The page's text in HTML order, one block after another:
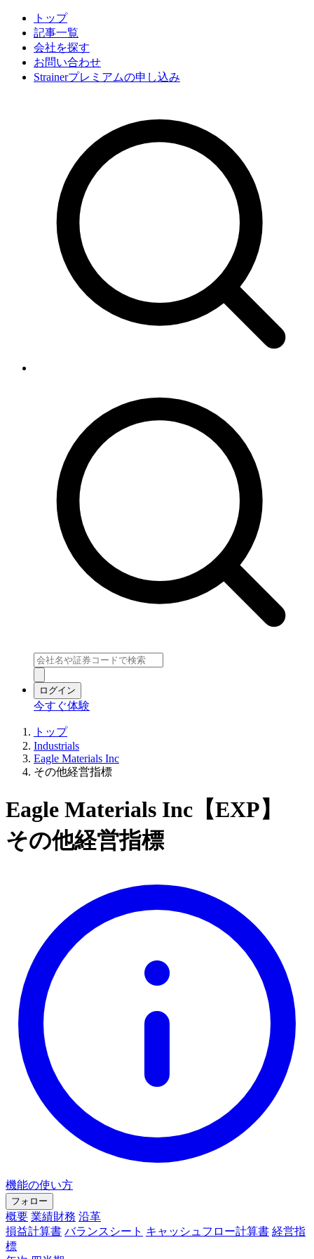
トップ
記事一覧
会社を探す
お問い合わせ
Strainerプレミアムの申し込み
ログイン
今すぐ体験
トップ
Industrials
Eagle Materials Inc
その他経営指標
Eagle Materials Inc【EXP】
その他経営指標
機能の使い方
フォロー
概要 業績財務 沿革
損益計算書 バランスシート キャッシュフロー計算書 経営指
標